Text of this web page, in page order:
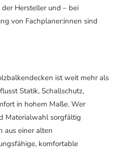
Hersteller und – bei
von Fachplaner:innen sind
ist weit mehr als
Statik, Schallschutz,
in hohem Maße. Wer
Materialwahl sorgfältig
aus einer alten
komfortable